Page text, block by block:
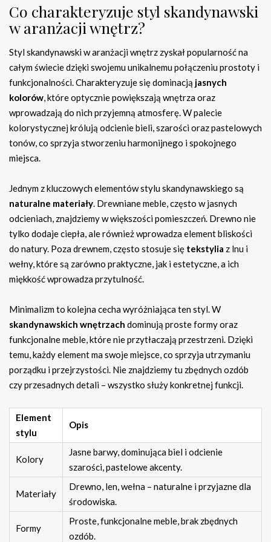
Co charakteryzuje styl skandynawski
w aranżacji wnętrz?
Styl skandynawski w aranżacji wnętrz zyskał popularność na
całym świecie dzięki swojemu unikalnemu połączeniu prostoty i
funkcjonalności. Charakteryzuje się dominacją jasnych
kolorów, które optycznie powiększają wnętrza oraz
wprowadzają do nich przyjemną atmosferę. W palecie
kolorystycznej królują odcienie bieli, szarości oraz pastelowych
tonów, co sprzyja stworzeniu harmonijnego i spokojnego
miejsca.
Jednym z kluczowych elementów stylu skandynawskiego są
naturalne materiały. Drewniane meble, często w jasnych
odcieniach, znajdziemy w większości pomieszczeń. Drewno nie
tylko dodaje ciepła, ale również wprowadza element bliskości
do natury. Poza drewnem, często stosuje się tekstylia z lnu i
wełny, które są zarówno praktyczne, jak i estetyczne, a ich
miękkość wprowadza przytulność.
Minimalizm to kolejna cecha wyróżniająca ten styl. W
skandynawskich wnętrzach dominują proste formy oraz
funkcjonalne meble, które nie przytłaczają przestrzeni. Dzięki
temu, każdy element ma swoje miejsce, co sprzyja utrzymaniu
porządku i przejrzystości. Nie znajdziemy tu zbędnych ozdób
czy przesadnych detali – wszystko służy konkretnej funkcji.
Element
stylu
Opis
Kolory
Jasne barwy, dominująca biel i odcienie
szarości, pastelowe akcenty.
Materiały
Drewno, len, wełna – naturalne i przyjazne dla
środowiska.
Formy
Proste, funkcjonalne meble, brak zbędnych
ozdób.